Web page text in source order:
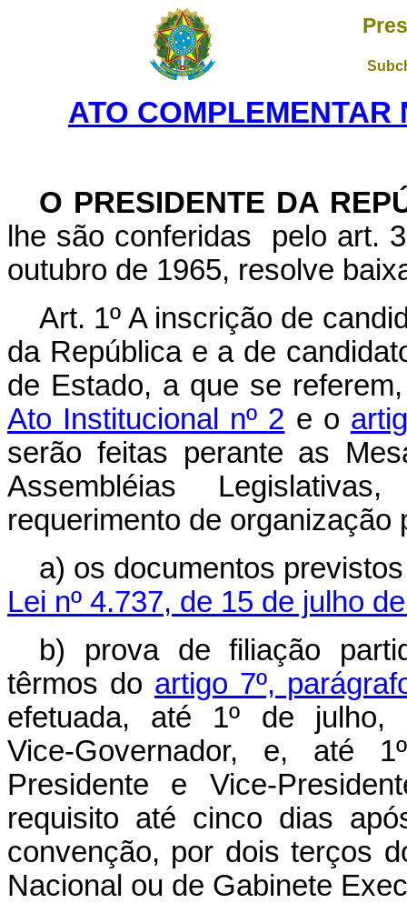
ATO COMPLEMENTAR
O PRESIDENTE DA
lhe são conferidas pelo art.
outubro de 1965, resolve
Art. 1º A inscrição de
da República e a de
de Estado, a que se
Ato Institucional nº 2 e o
serão feitas perante as
Assembléias
requerimento de
a) os documentos
Lei nº 4.737, de 15 de julho
b) prova de filiação
têrmos do artigo 7º,
efetuada, até 1º de julho,
Vice‑Governador, e, até
Presidente e
requisito até cinco dias
convenção, por dois terços
Nacional ou de Gabinete